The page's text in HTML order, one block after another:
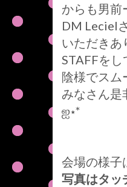
からも男前
DM Leciel
いただきあ
STAFFを
陰様でスム
みなさん是
ஐ⋆*
会場の様子
写真はタッ